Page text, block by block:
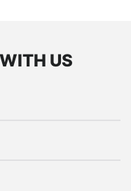
US